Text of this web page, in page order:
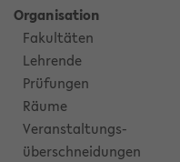
Organisation
Fakultäten
Lehrende
Prüfungen
Räume
Veranstaltungs-
überschneidungen